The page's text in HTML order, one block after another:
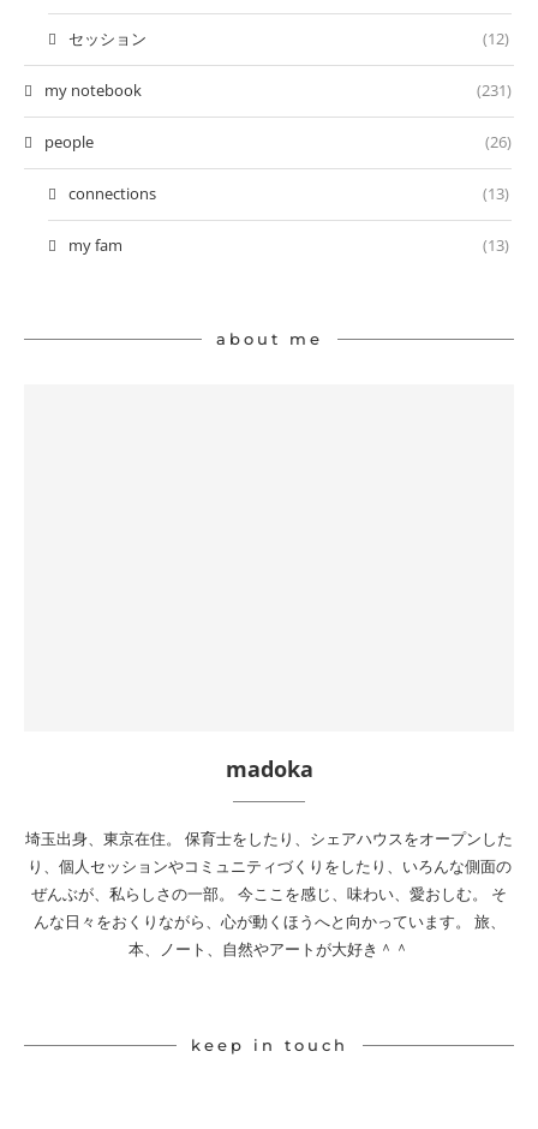
セッション (12)
my notebook (231)
people (26)
connections (13)
my fam (13)
about me
madoka
埼玉出身、東京在住。 保育士をしたり、シェアハウスをオープンした
り、個人セッションやコミュニティづくりをしたり、いろんな側面の
ぜんぶが、私らしさの一部。 今ここを感じ、味わい、愛おしむ。 そ
んな日々をおくりながら、心が動くほうへと向かっています。 旅、
本、ノート、自然やアートが大好き＾＾
keep in touch